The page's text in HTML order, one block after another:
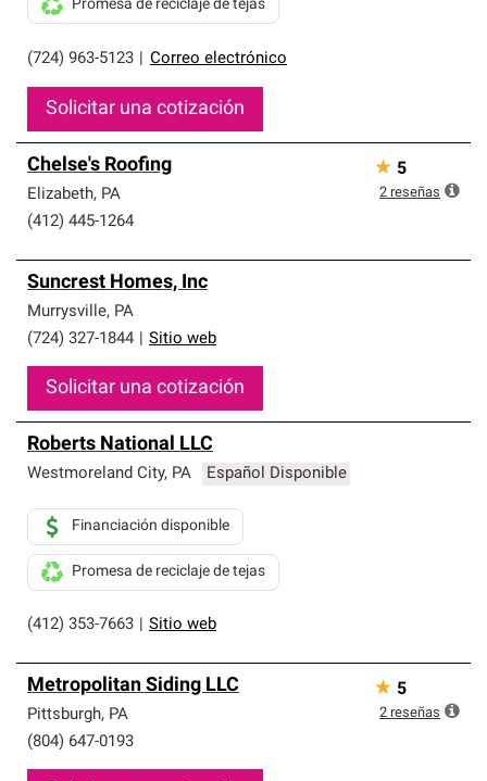
(724) 963-5123 Correo electrónico
Promesa de reciclaje de tejas
Solicitar una cotización
Chelse's Roofing
Elizabeth, PA
(412) 445-1264
★ 5
2 reseñas
Suncrest Homes, Inc
Murrysville, PA
(724) 327-1844
Sitio web
Solicitar una cotización
Roberts National LLC
Westmoreland City, PA Español Disponible
(412) 353-7663 Sitio web
Financiación disponible
Promesa de reciclaje de tejas
Metropolitan Siding LLC
Pittsburgh, PA
(804) 647-0193
★ 5
2 reseñas